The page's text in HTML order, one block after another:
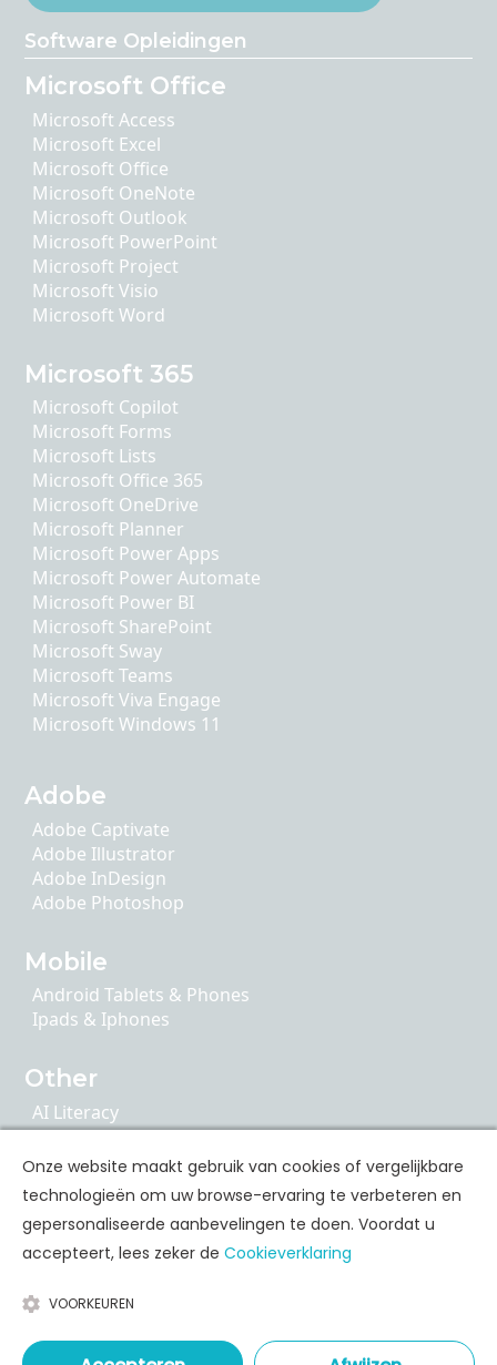
Software Opleidingen
Microsoft Office
Microsoft Access
Microsoft Excel
Microsoft Office
Microsoft OneNote
Microsoft Outlook
Microsoft PowerPoint
Microsoft Project
Microsoft Visio
Microsoft Word
Microsoft 365
Microsoft Copilot
Microsoft Forms
Microsoft Lists
Microsoft Office 365
Microsoft OneDrive
Microsoft Planner
Microsoft Power Apps
Microsoft Power Automate
Microsoft Power BI
Microsoft SharePoint
Microsoft Sway
Microsoft Teams
Microsoft Viva Engage
Microsoft Windows 11
Adobe
Adobe Captivate
Adobe Illustrator
Adobe InDesign
Adobe Photoshop
Mobile
Android Tablets & Phones
Ipads & Iphones
Other
AI Literacy
Articulate 360
ChatGPT
Cybersecurity
Google Apps
Communication
Leadership & Coaching
Time & Stress Management
Onze website maakt gebruik van cookies of vergelijkbare
technologieën om uw browse-ervaring te verbeteren en
gepersonaliseerde aanbevelingen te doen. Voordat u
accepteert, lees zeker de Cookieverklaring
VOORKEUREN